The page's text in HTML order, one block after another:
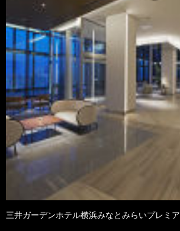
三井ガーデンホテル横浜みなとみらいプレミア